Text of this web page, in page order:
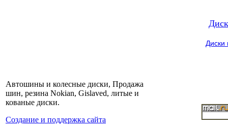
Автошины и колесные диски, Продажа
шин, резина Nokian, Gislaved, литые и
кованые диски.
Cоздание и поддержка сайта